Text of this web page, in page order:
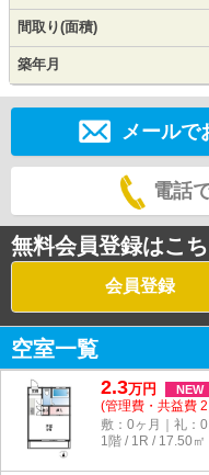
間取り(面積)
築年月
メールで
電話
無料会員登録はこ
会員登録
空室一覧
2.3万円 NEW
(管理費・共益費
敷：0ヶ月｜礼：0
1階 / 1R / 17.50㎡